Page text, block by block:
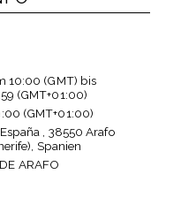
10:00 (GMT) bis
(GMT+01:00)
(GMT+01:00)
, 38550 Arafo
Spanien
ARAFO